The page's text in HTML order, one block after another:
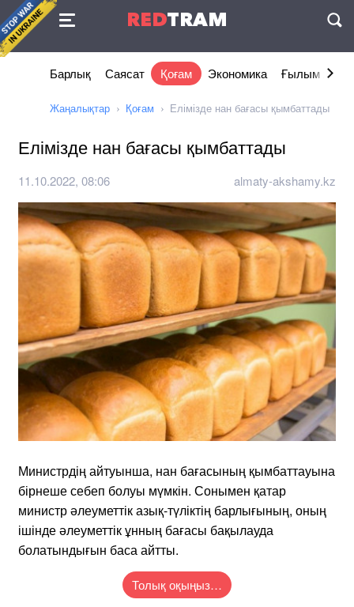
REDTRAM
Келісімі
Барлық Саясат Қоғам Экономика Ғылым және
Жаңалықтар Қоғам Елімізде нан бағасы қымбаттады
Елімізде нан бағасы қымбаттады
11.10.2022, 08:06 almaty-akshamy.kz
Министрдің айтуынша, нан бағасының қымбаттауына
бірнеше себеп болуы мүмкін. Сонымен қатар
министр әлеуметтік азық-түліктің барлығының, оның
ішінде әлеуметтік ұнның бағасы бақылауда
болатындығын баса айтты.
Толық оқыңыз…